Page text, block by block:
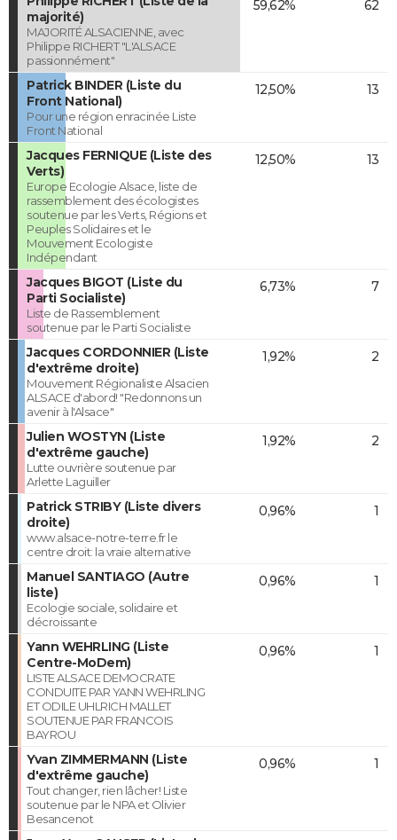
majorité)
MAJORITÉ ALSACIENNE, avec
Philippe RICHERT "L'ALSACE
passionnément"
59,62% 62
Patrick BINDER (Liste du
Front National)
Pour une région enracinée Liste
Front National
12,50% 13
Jacques FERNIQUE (Liste des
Verts)
Europe Ecologie Alsace, liste de
rassemblement des écologistes
soutenue par les Verts, Régions et
Peuples Solidaires et le
Mouvement Ecologiste
Indépendant
12,50% 13
Jacques BIGOT (Liste du
Parti Socialiste)
Liste de Rassemblement
soutenue par le Parti Socialiste
6,73% 7
Jacques CORDONNIER (Liste
d'extrême droite)
Mouvement Régionaliste Alsacien
ALSACE d'abord! "Redonnons un
avenir à l'Alsace"
1,92% 2
Julien WOSTYN (Liste
d'extrême gauche)
Lutte ouvrière soutenue par
Arlette Laguiller
1,92% 2
Patrick STRIBY (Liste divers
droite)
www.alsace-notre-terre.fr le
centre droit: la vraie alternative
0,96% 1
Manuel SANTIAGO (Autre
liste)
Ecologie sociale, solidaire et
décroissante
0,96% 1
Yann WEHRLING (Liste
Centre-MoDem)
LISTE ALSACE DEMOCRATE
CONDUITE PAR YANN WEHRLING
ET ODILE UHLRICH MALLET
SOUTENUE PAR FRANCOIS
BAYROU
0,96% 1
Yvan ZIMMERMANN (Liste
d'extrême gauche)
Tout changer, rien lâcher! Liste
soutenue par le NPA et Olivier
Besancenot
0,96% 1